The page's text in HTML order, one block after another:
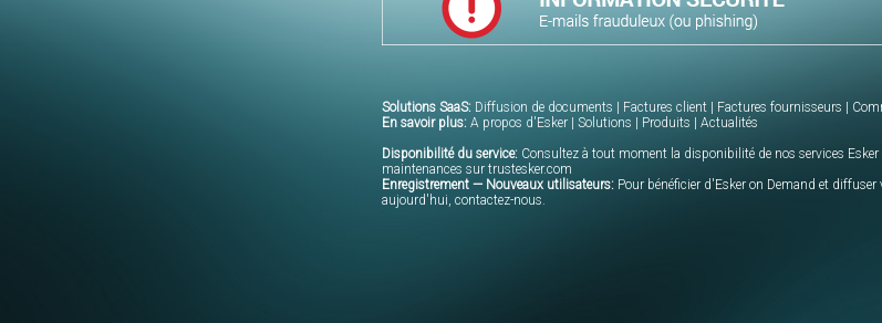
Solutions SaaS: Diffusion de documents Factures client| Factures fournisseurs
En savoir plus: A propos d'Esker| Solutions Produits
Actualités
Disponibilité du service: Consultez à tout moment la disponibilité de nos services
maintenances sur trustesker.com
Enregistrement — Nouveaux utilisateurs:Pour bénéficier d'Esker on Demand et
aujourd'hui, contactez-nous.